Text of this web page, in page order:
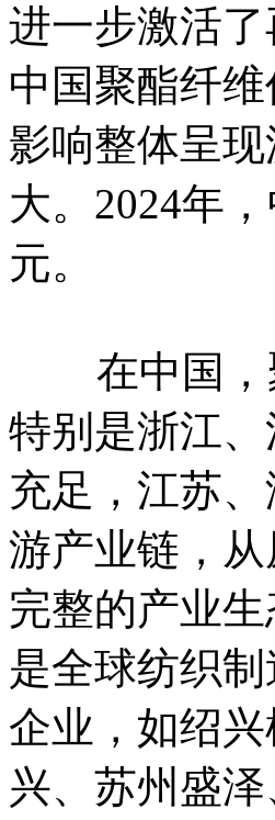
进一步激活
中国聚酯纤
影响整体呈
大。2024年
元。
在中国，聚
特别是浙江
充足，江苏
游产业链，
完整的产业
是全球纺织
企业，如绍
兴、苏州盛